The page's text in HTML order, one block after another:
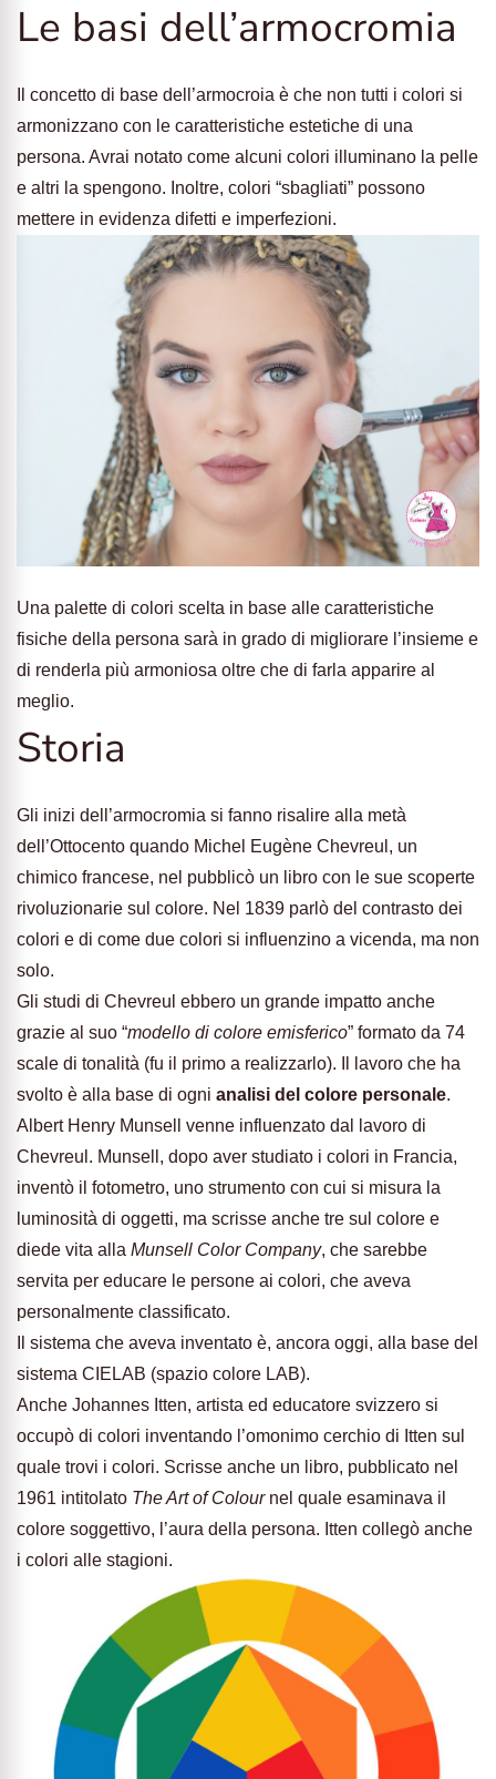
Le basi dell’armocromia
Il concetto di base dell’armocroia è che non tutti i colori si
armonizzano con le caratteristiche estetiche di una
persona. Avrai notato come alcuni colori illuminano la pelle
e altri la spengono. Inoltre, colori “sbagliati” possono
mettere in evidenza difetti e imperfezioni.
Una palette di colori scelta in base alle caratteristiche
fisiche della persona sarà in grado di migliorare l’insieme e
di renderla più armoniosa oltre che di farla apparire al
meglio.
Storia
Gli inizi dell’armocromia si fanno risalire alla metà
dell’Ottocento quando Michel Eugène Chevreul, un
chimico francese, nel pubblicò un libro con le sue scoperte
rivoluzionarie sul colore. Nel 1839 parlò del contrasto dei
colori e di come due colori si influenzino a vicenda, ma non
solo.
Gli studi di Chevreul ebbero un grande impatto anche
grazie al suo “modello di colore emisferico” formato da 74
scale di tonalità (fu il primo a realizzarlo). Il lavoro che ha
svolto è alla base di ogni analisi del colore personale.
Albert Henry Munsell venne influenzato dal lavoro di
Chevreul. Munsell, dopo aver studiato i colori in Francia,
inventò il fotometro, uno strumento con cui si misura la
luminosità di oggetti, ma scrisse anche tre sul colore e
diede vita alla Munsell Color Company, che sarebbe
servita per educare le persone ai colori, che aveva
personalmente classificato.
Il sistema che aveva inventato è, ancora oggi, alla base del
sistema CIELAB (spazio colore LAB).
Anche Johannes Itten, artista ed educatore svizzero si
occupò di colori inventando l’omonimo cerchio di Itten sul
quale trovi i colori. Scrisse anche un libro, pubblicato nel
1961 intitolato The Art of Colournel quale esaminava il
colore soggettivo, l’aura della persona. Itten collegò anche
i colori alle stagioni.